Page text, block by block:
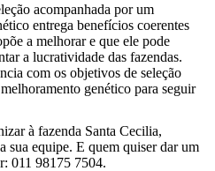
acompanhada por um
entrega benefícios coerentes
a melhorar e que ele pode
a lucratividade das fazendas.
com os objetivos de seleção
genético para seguir
à fazenda Santa Cecilia,
sua equipe. E quem quiser dar um
011 98175 7504.